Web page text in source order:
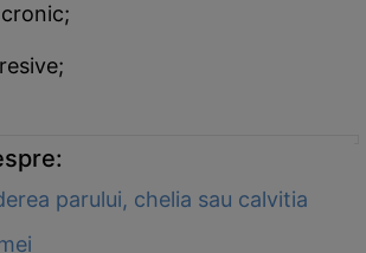
parului, chelia sau calvitia